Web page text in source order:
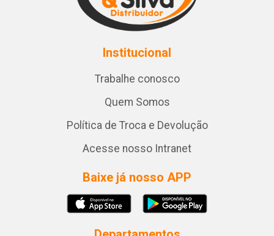
Institucional
Trabalhe conosco
Quem Somos
Política de Troca e Devolução
Acesse nosso Intranet
Baixe já nosso APP